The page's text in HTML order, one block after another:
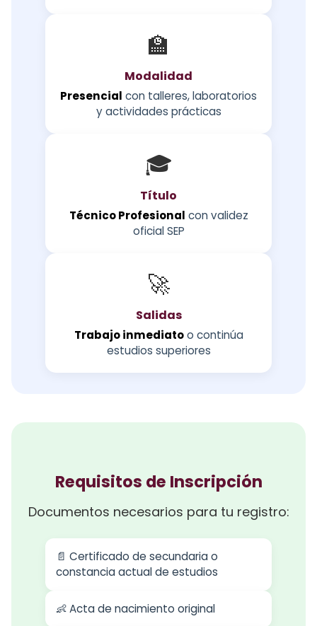
🏫
Modalidad
Presencial con talleres, laboratorios
y actividades prácticas
🎓
Título
Técnico Profesional con validez
oficial SEP
🚀
Salidas
Trabajo inmediatoo continúa
estudios superiores
Requisitos de Inscripción
Documentos necesarios para tu registro:
📄 Certificado de secundaria o
constancia actual de estudios
👶 Acta de nacimiento original